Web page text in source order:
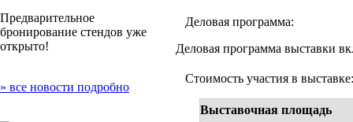
Предварительное
бронирование стендов уже
открыто!
» все новости подробно
Деловая программа:
Деловая программа выставки
Стоимость участия в выставке:
Выставочная площадь